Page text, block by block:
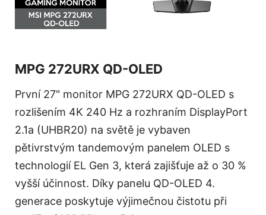
MPG 272URX QD-OLED
První 27" monitor MPG 272URX QD-OLED s
rozlišením 4K 240 Hz a rozhraním DisplayPort
2.1a (UHBR20) na světě je vybaven
pětivrstvým tandemovým panelem OLED s
technologií EL Gen 3, která zajišťuje až o 30 %
vyšší účinnost. Díky panelu QD-OLED 4.
generace poskytuje výjimečnou čistotu při